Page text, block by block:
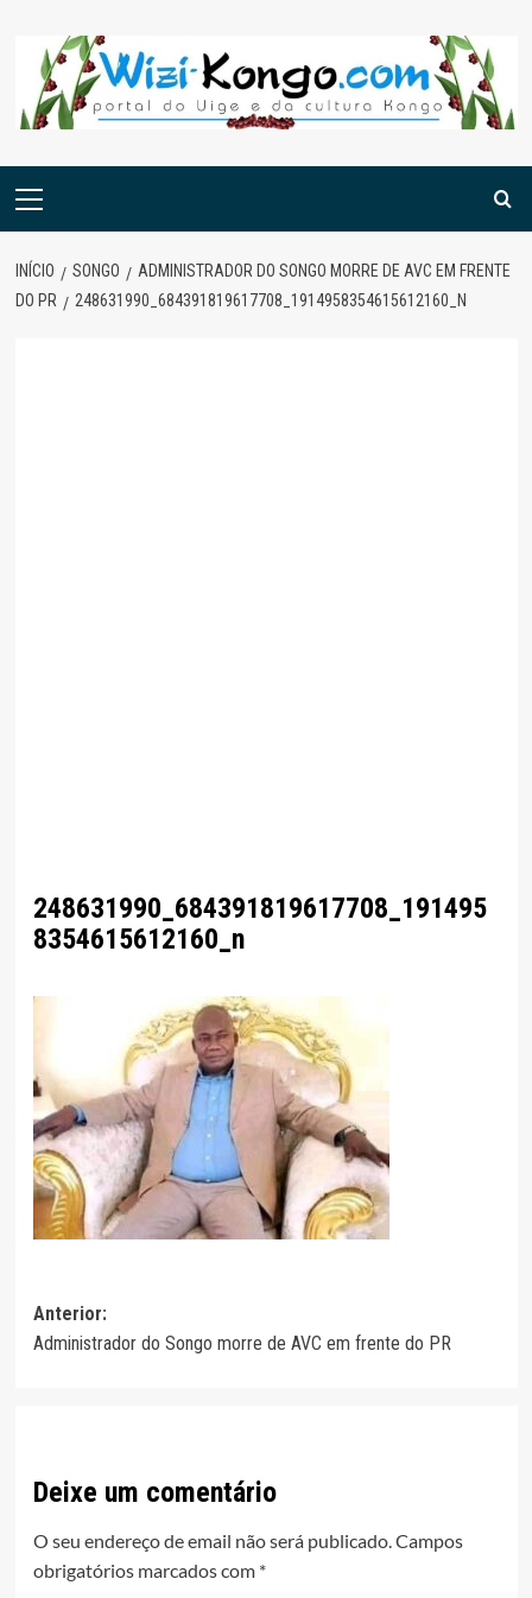
content
Menu
INÍCIO SONGO
ADMINISTRADOR DO SONGO MORRE DE AVC EM FRENTE
DO PR
248631990_684391819617708_1914958354615612160_N
248631990_684391819617708_191495
8354615612160_n
Navegação
de
Anterior:
Administrador do Songo morre de AVC em frente do PR
Deixe um comentário
O seu endereço de email não será publicado.Campos
obrigatórios marcados com *